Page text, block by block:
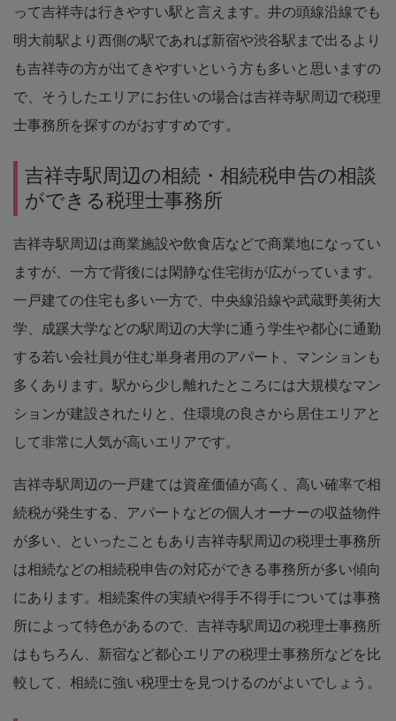
って吉祥寺は行きやすい駅と言えます。井の頭線沿線でも
明大前駅より西側の駅であれば新宿や渋谷駅まで出るより
も吉祥寺の方が出てきやすいという方も多いと思いますの
で、そうしたエリアにお住いの場合は吉祥寺駅周辺で税理
士事務所を探すのがおすすめです。
吉祥寺駅周辺の相続・相続税申告の相談
ができる税理士事務所
吉祥寺駅周辺は商業施設や飲食店などで商業地になってい
ますが、一方で背後には閑静な住宅街が広がっています。
一戸建ての住宅も多い一方で、中央線沿線や武蔵野美術大
学、成蹊大学などの駅周辺の大学に通う学生や都心に通勤
する若い会社員が住む単身者用のアパート、マンションも
多くあります。駅から少し離れたところには大規模なマン
ションが建設されたりと、住環境の良さから居住エリアと
して非常に人気が高いエリアです。
吉祥寺駅周辺の一戸建ては資産価値が高く、高い確率で相
続税が発生する、アパートなどの個人オーナーの収益物件
が多い、といったこともあり吉祥寺駅周辺の税理士事務所
は相続などの相続税申告の対応ができる事務所が多い傾向
にあります。相続案件の実績や得手不得手については事務
所によって特色があるので、吉祥寺駅周辺の税理士事務所
はもちろん、新宿など都心エリアの税理士事務所などを比
較して、相続に強い税理士を見つけるのがよいでしょう。